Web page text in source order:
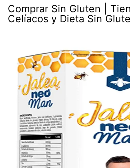
Skip
content
Comprar Sin Gluten |
Celíacos y Dieta Sin